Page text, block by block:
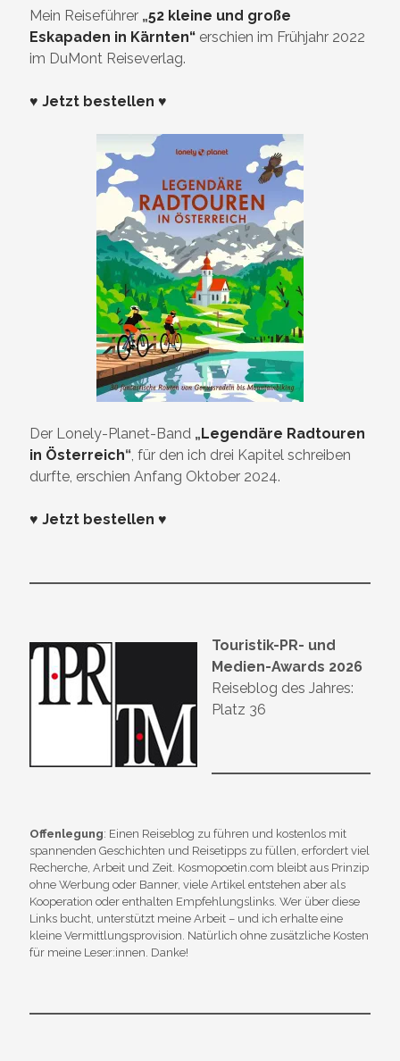
Mein Reiseführer „52 kleine und große
Eskapaden in Kärnten“ erschien im Frühjahr 2022
im DuMont Reiseverlag.
♥ Jetzt bestellen ♥
Der Lonely-Planet-Band „Legendäre Radtouren
in Österreich“, für den ich drei Kapitel schreiben
durfte, erschien Anfang Oktober 2024.
♥ Jetzt bestellen ♥
Touristik-PR- und
Medien-Awards 2026
Reiseblog des Jahres:
Platz 36
Offenlegung: Einen Reiseblog zu führen und kostenlos mit
spannenden Geschichten und Reisetipps zu füllen, erfordert viel
Recherche, Arbeit und Zeit. Kosmopoetin.com bleibt aus Prinzip
ohne Werbung oder Banner, viele Artikel entstehen aber als
Kooperation oder enthalten Empfehlungslinks. Wer über diese
Links bucht, unterstützt meine Arbeit – und ich erhalte eine
kleine Vermittlungsprovision. Natürlich ohne zusätzliche Kosten
für meine Leser:innen. Danke!